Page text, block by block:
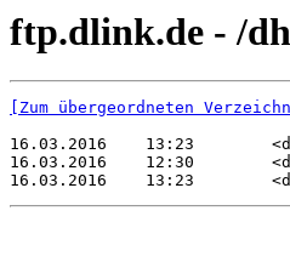
ftp.dlink.de - /
[Zum übergeordneten
16.03.2016    13:23
16.03.2016    12:30
16.03.2016    13:23